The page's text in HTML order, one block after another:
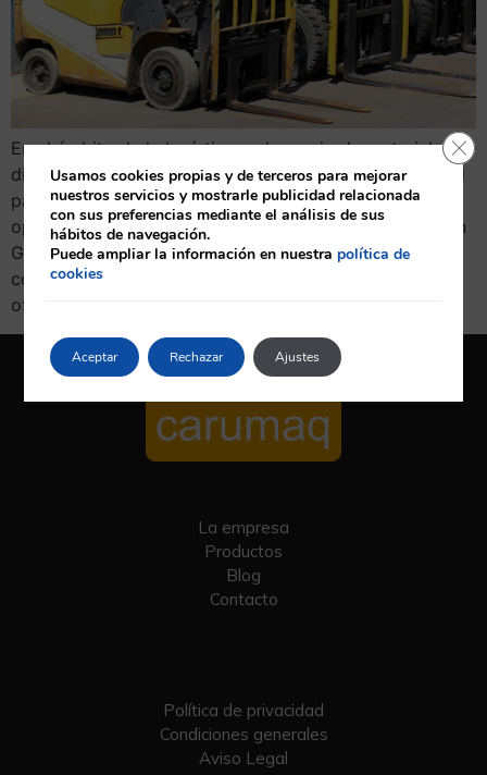
En el ámbito de la logística y el manejo de materiales,
disponer de equipos confiables y eficientes es esencial
para garantizar la productividad y seguridad en las
operaciones diarias. Si buscas carretillas elevadoras en
Gran Canaria, Carumaq es tu socio ideal. Como
concesionario oficial de CAT Lift Trucks, Carumaq
ofrece una amplia gama de carretillas […]
La empresa
Productos
Blog
Contacto
Política de privacidad
Condiciones generales
Aviso Legal
Usamos cookies propias y de terceros para mejorar
nuestros servicios y mostrarle publicidad relacionada
con sus preferencias mediante el análisis de sus
hábitos de navegación.
Puede ampliar la información en nuestra política de
cookies
Aceptar Rechazar Ajustes